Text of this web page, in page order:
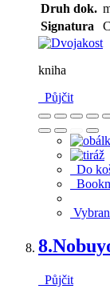
Druh dok.
Signatura
kniha
Půjčit
Do
8.
Půjčit